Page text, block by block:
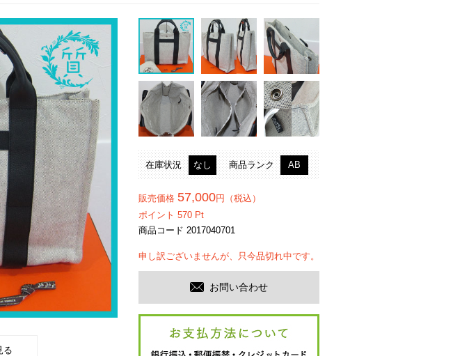
る
在庫状況 なし 商品ランク AB
販売価格 57,000円（税込）
ポイント 570 Pt
商品コード 2017040701
申し訳ございませんが、只今品切れ中です。
お問い合わせ